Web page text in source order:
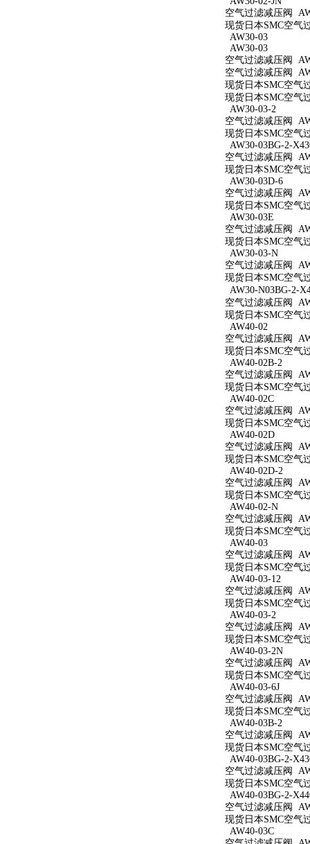
空气过滤减压阀
现货日本SMC空气
AW30-03
AW30-03
空气过滤减压阀
空气过滤减压阀
现货日本SMC空气
现货日本SMC空气
AW30-03-2
空气过滤减压阀
现货日本SMC空气
AW30-03BG-2-
空气过滤减压阀
现货日本SMC空气
AW30-03D-6
空气过滤减压阀
现货日本SMC空气
AW30-03E
空气过滤减压阀
现货日本SMC空气
AW30-03-N
空气过滤减压阀
现货日本SMC空气
AW30-N03BG-2-
空气过滤减压阀
现货日本SMC空气
AW40-02
空气过滤减压阀
现货日本SMC空气
AW40-02B-2
空气过滤减压阀
现货日本SMC空气
AW40-02C
空气过滤减压阀
现货日本SMC空气
AW40-02D
空气过滤减压阀
现货日本SMC空气
AW40-02D-2
空气过滤减压阀
现货日本SMC空气
AW40-02-N
空气过滤减压阀
现货日本SMC空气
AW40-03
空气过滤减压阀
现货日本SMC空气
AW40-03-12
空气过滤减压阀
现货日本SMC空气
AW40-03-2
空气过滤减压阀
现货日本SMC空气
AW40-03-2N
空气过滤减压阀
现货日本SMC空气
AW40-03-6J
空气过滤减压阀
现货日本SMC空气
AW40-03B-2
空气过滤减压阀
现货日本SMC空气
AW40-03BG-2-
空气过滤减压阀
现货日本SMC空气
AW40-03BG-2-
空气过滤减压阀
现货日本SMC空气
AW40-03C